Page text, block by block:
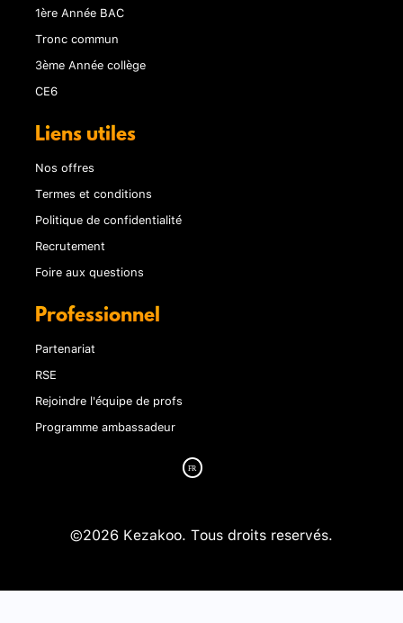
1ère Année BAC
Tronc commun
3ème Année collège
CE6
Liens utiles
Nos offres
Termes et conditions
Politique de confidentialité
Recrutement
Foire aux questions
Professionnel
Partenariat
RSE
Rejoindre l'équipe de profs
Programme ambassadeur
©2026 Kezakoo. Tous droits reservés.